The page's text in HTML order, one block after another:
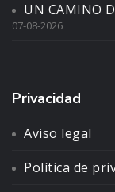
UN CAMINO
07-08-2026
Privacidad
Aviso legal
Política de